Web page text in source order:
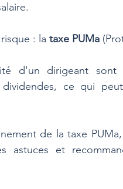
: la taxe PUMa
d'un dirigeant sont
ce qui
de la taxe
astuces et